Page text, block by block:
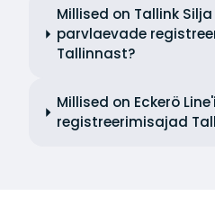
Millised on Tallink Silja
parvlaevade
Tallinnast?
Millised on Eckerö
registreerimisajad